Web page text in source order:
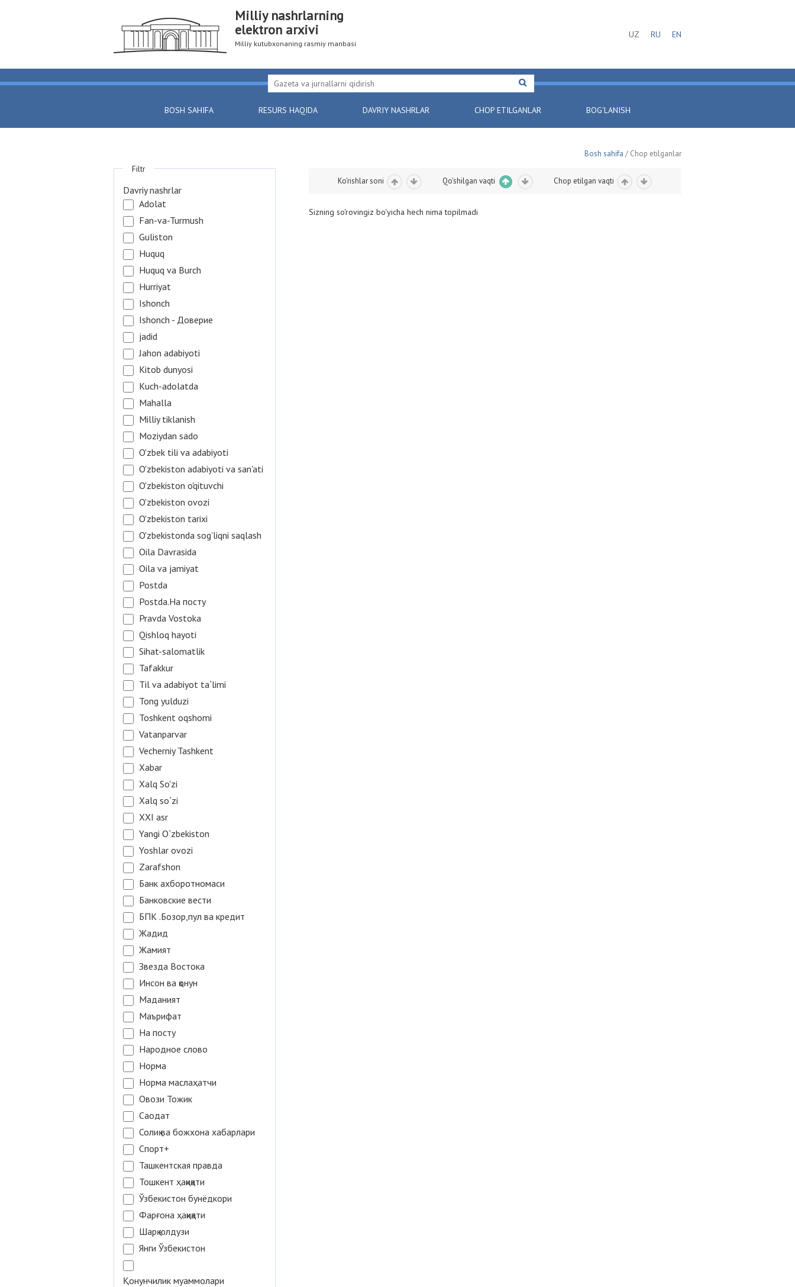
Milliy nashrlarning
elektron arxivi
Milliy kutubxonaning rasmiy manbasi
UZ RU EN
BOSH SAHIFA RESURS HAQIDA DAVRIY NASHRLAR CHOP ETILGANLAR BOG'LANISH
Bosh sahifa / Chop etilganlar
Ko'rishlar soni Qo'shilgan vaqti Chop etilgan vaqti
Sizning so'rovingiz bo'yicha hech nima topilmadi
Filtr
Davriy nashrlar
Adolat
Fan-va-Turmush
Guliston
Huquq
Huquq va Burch
Hurriyat
Ishonch
Ishonch - Доверие
jadid
Jahon adabiyoti
Kitob dunyosi
Kuch-adolatda
Mahalla
Milliy tiklanish
Moziydan sado
O'zbek tili va adabiyoti
O'zbekiston adabiyoti va san'ati
O'zbekiston o'qituvchi
O'zbekiston ovozi
O'zbekiston tarixi
O'zbekistonda sog'liqni saqlash
Oila Davrasida
Oila va jamiyat
Postda
Postda.На посту
Pravda Vostoka
Qishloq hayoti
Sihat-salomatlik
Tafakkur
Til va adabiyot ta`limi
Tong yulduzi
Toshkent oqshomi
Vatanparvar
Vecherniy Tashkent
Xabar
Xalq So'zi
Xalq so`zi
XXI asr
Yangi O`zbekiston
Yoshlar ovozi
Zarafshon
Банк ахборотномаси
Банковские вести
БПК .Бозор,пул ва кредит
Жадид
Жамият
Звезда Востока
Инсон ва қонун
Маданият
Маърифат
На посту
Народное слово
Норма
Норма маслаҳатчи
Овози Тожик
Саодат
Солиқ ва божхона хабарлари
Спорт+
Ташкентская правда
Тошкент ҳақиқати
Ўзбекистон бунёдкори
Фарғона ҳақиқати
Шарқ юлдузи
Янги Ўзбекистон
Қонунчилик муаммолари